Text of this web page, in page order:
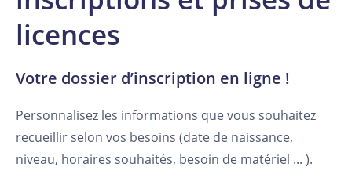
licences
Votre dossier d’inscription en ligne !
Personnalisez les informations que vous souhaitez
recueillir selon vos besoins (date de naissance,
niveau, horaires souhaités, besoin de matériel ... ).